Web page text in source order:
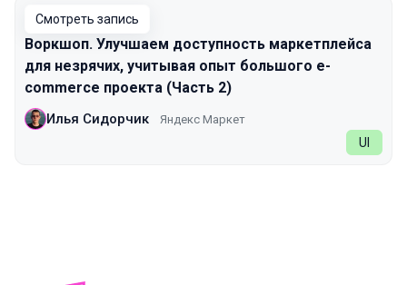
Смотреть запись
Воркшоп. Улучшаем доступность маркетплейса
для незрячих, учитывая опыт большого e-
commerce проекта (Часть 2)
Илья Сидорчик Яндекс Маркет
UI